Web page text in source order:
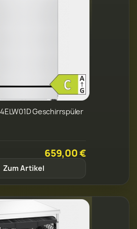
Geschirrspüler
659,00 €
Zum Artikel